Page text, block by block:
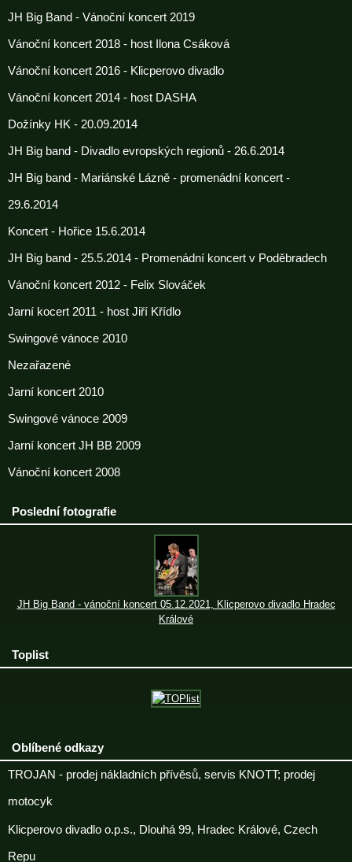
JH Big Band - Vánoční koncert 2019
Vánoční koncert 2018 - host Ilona Csáková
Vánoční koncert 2016 - Klicperovo divadlo
Vánoční koncert 2014 - host DASHA
Dožínky HK - 20.09.2014
JH Big band - Divadlo evropských regionů - 26.6.2014
JH Big band - Mariánské Lázně - promenádní koncert -
29.6.2014
Koncert - Hořice 15.6.2014
JH Big band - 25.5.2014 - Promenádní koncert v Poděbradech
Vánoční koncert 2012 - Felix Slováček
Jarní kocert 2011 - host Jiří Křídlo
Swingové vánoce 2010
Nezařazené
Jarní koncert 2010
Swingové vánoce 2009
Jarní koncert JH BB 2009
Vánoční koncert 2008
Poslední fotografie
JH Big Band - vánoční koncert 05.12.2021, Klicperovo divadlo Hradec
Králové
Toplist
Oblíbené odkazy
TROJAN - prodej nákladních přívěsů, servis KNOTT; prodej
motocyk
Klicperovo divadlo o.p.s., Dlouhá 99, Hradec Králové, Czech
Repu